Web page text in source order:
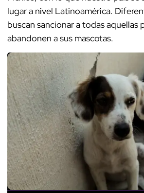
lugar a nivel Latinoamérica.
buscan sancionar a todas aquellas
abandonen a sus mascotas.